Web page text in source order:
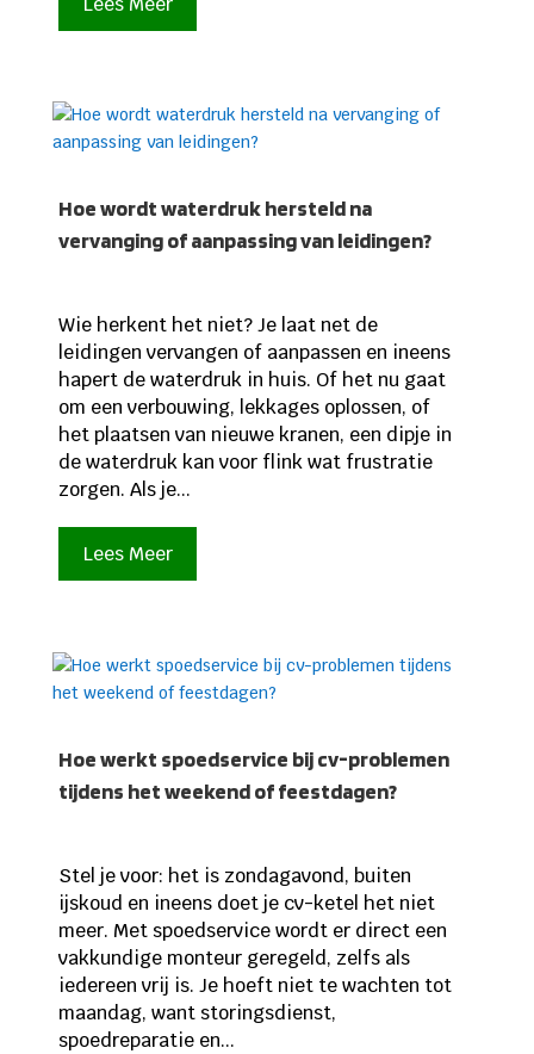
Hoe wordt waterdruk hersteld na
vervanging of aanpassing van leidingen?
Wie herkent het niet? Je laat net de
leidingen vervangen of aanpassen en ineens
hapert de waterdruk in huis. Of het nu gaat
om een verbouwing, lekkages oplossen, of
het plaatsen van nieuwe kranen, een dipje in
de waterdruk kan voor flink wat frustratie
zorgen. Als je...
Lees Meer
Hoe werkt spoedservice bij cv-problemen
tijdens het weekend of feestdagen?
Stel je voor: het is zondagavond, buiten
ijskoud en ineens doet je cv-ketel het niet
meer. Met spoedservice wordt er direct een
vakkundige monteur geregeld, zelfs als
iedereen vrij is. Je hoeft niet te wachten tot
maandag, want storingsdienst,
spoedreparatie en...